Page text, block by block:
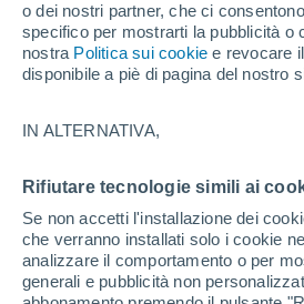
o dei nostri partner, che ci
specifico per mostrarti la pubblicità o
nostra Politica sui cookie e revocare
disponibile a piè di pagina del nostro
IN ALTERNATIVA,
Rifiutare tecnologie simili ai
Se non accetti l'installazione dei
che verranno installati solo i cookie
analizzare il comportamento o per
generali e pubblicità non
Tutte le località di Pesaro
A - S T - V
La Localitá più
Auditore
Barchi
Belforte All'isauro